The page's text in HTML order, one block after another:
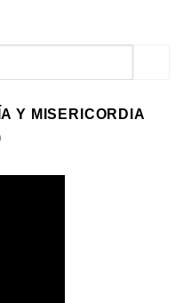
Y MISERICORDIA